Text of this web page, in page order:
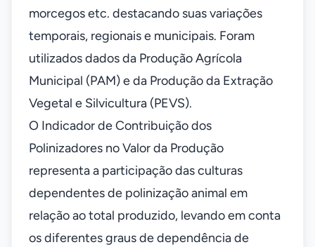
morcegos etc. destacando suas variações
temporais, regionais e municipais. Foram
utilizados dados da Produção Agrícola
Municipal (PAM) e da Produção da Extração
Vegetal e Silvicultura (PEVS).
O Indicador de Contribuição dos
Polinizadores no Valor da Produção
representa a participação das culturas
dependentes de polinização animal em
relação ao total produzido, levando em conta
os diferentes graus de dependência de